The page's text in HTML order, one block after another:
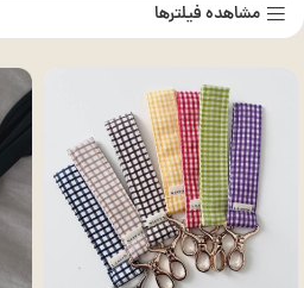
مشاهده فیلترها